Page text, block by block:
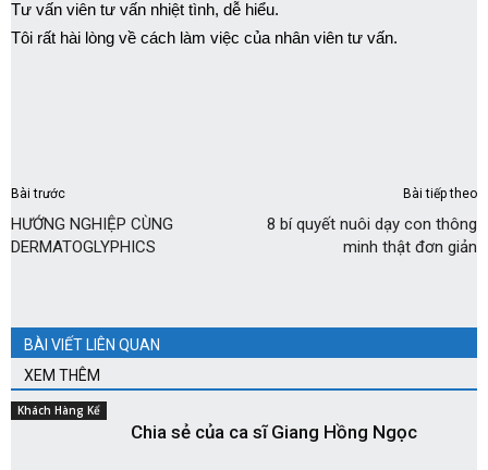
Tư vấn viên tư vấn nhiệt tình, dễ hiểu.
Tôi rất hài lòng về cách làm việc của nhân viên tư vấn.
Bài trước
HƯỚNG NGHIỆP CÙNG
DERMATOGLYPHICS
Bài tiếp theo
8 bí quyết nuôi dạy con thông
minh thật đơn giản
BÀI VIẾT LIÊN QUAN
XEM THÊM
Khách Hàng Kể
Chia sẻ của ca sĩ Giang Hồng Ngọc